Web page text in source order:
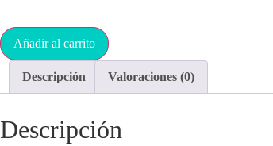
Añadir al carrito
Descripción Valoraciones (0)
Descripción